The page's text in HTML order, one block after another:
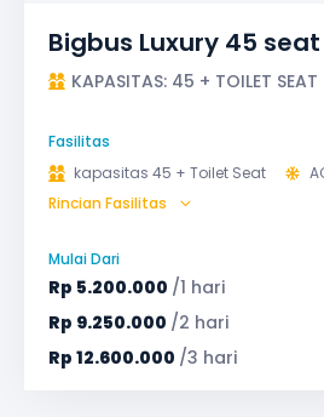
Bigbus Luxury 45 seat
KAPASITAS: 45 + TOILET SEAT
Fasilitas
kapasitas 45 + Toilet Seat
Audio
Bagasi
Safety Tools (P3K, Windows
TV LED & Android System
Rincian Fasilitas
Mulai Dari
Rp 5.200.000 /1 hari
Rp 9.250.000 /2 hari
Rp 12.600.000 /3 hari